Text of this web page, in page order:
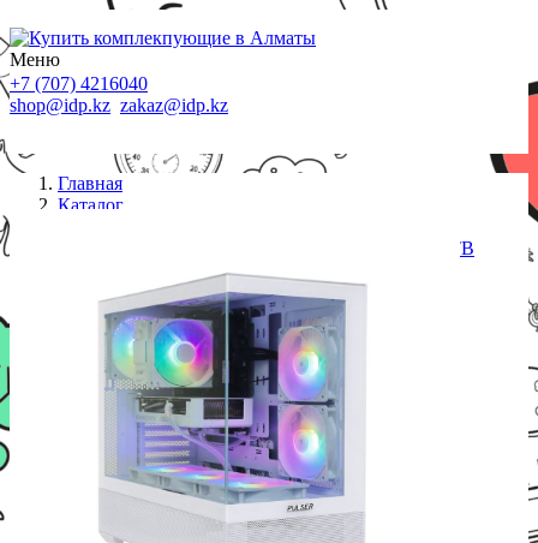
Меню
+7 (707) 4216040
shop@idp.kz zakaz@idp.kz
Главная
Каталог
Core i5-14400F-2.5GHz/B760/RAM 32GB/SSD 1TB
(M.2)/RTX5060-8GB/no DVD/600W/